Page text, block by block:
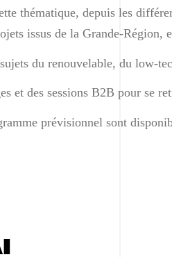
thématique, depuis les
issus de la Grande-Région,
du renouvelable, du low-
et des sessions B2B pour se
prévisionnel sont